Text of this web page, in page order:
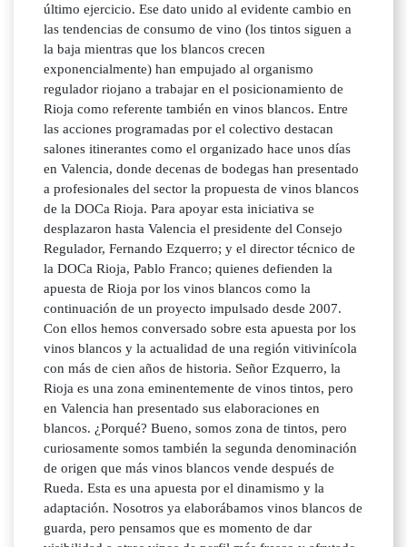
último ejercicio. Ese dato unido al evidente cambio en
las tendencias de consumo de vino (los tintos siguen a
la baja mientras que los blancos crecen
exponencialmente) han empujado al organismo
regulador riojano a trabajar en el posicionamiento de
Rioja como referente también en vinos blancos. Entre
las acciones programadas por el colectivo destacan
salones itinerantes como el organizado hace unos días
en Valencia, donde decenas de bodegas han presentado
a profesionales del sector la propuesta de vinos blancos
de la DOCa Rioja. Para apoyar esta iniciativa se
desplazaron hasta Valencia el presidente del Consejo
Regulador, Fernando Ezquerro; y el director técnico de
la DOCa Rioja, Pablo Franco; quienes defienden la
apuesta de Rioja por los vinos blancos como la
continuación de un proyecto impulsado desde 2007.
Con ellos hemos conversado sobre esta apuesta por los
vinos blancos y la actualidad de una región vitivinícola
con más de cien años de historia. Señor Ezquerro, la
Rioja es una zona eminentemente de vinos tintos, pero
en Valencia han presentado sus elaboraciones en
blancos. ¿Porqué? Bueno, somos zona de tintos, pero
curiosamente somos también la segunda denominación
de origen que más vinos blancos vende después de
Rueda. Esta es una apuesta por el dinamismo y la
adaptación. Nosotros ya elaborábamos vinos blancos de
guarda, pero pensamos que es momento de dar